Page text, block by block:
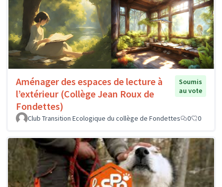
Aménager des espaces de lecture à
l’extérieur (Collège Jean Roux de
Fondettes)
Soumis
au vote
Club Transition Ecologique du collège de Fondettes 0 0